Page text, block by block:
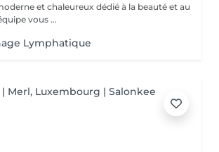
et chaleureux dédié à la beauté et au
vous ...
Lymphatique